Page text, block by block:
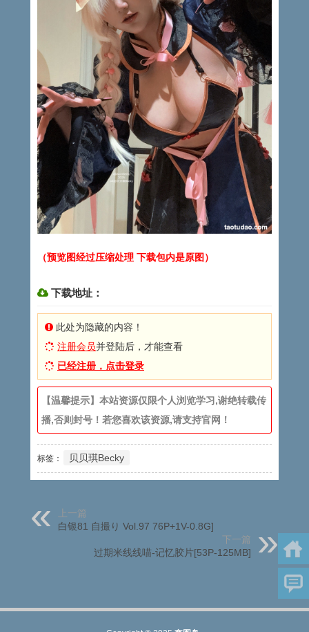
（预览图经过压缩处理 下载包内是原图）
下载地址：
此处为隐藏的内容！
注册会员并登陆后，才能查看
已经注册，点击登录
【温馨提示】本站资源仅限个人浏览学习,谢绝转载传
播,否则封号！若您喜欢该资源,请支持官网！
标签： 贝贝琪Becky
上一篇
白银81 自撮り Vol.97 76P+1V-0.8G]
下一篇
过期米线线喵-记忆胶片[53P-125MB]